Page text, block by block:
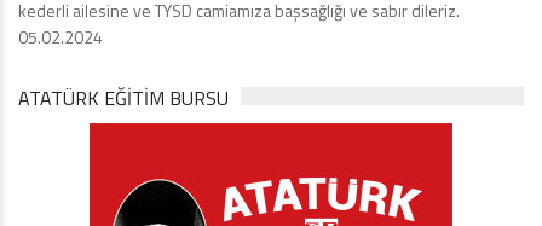
kederli ailesine ve TYSD camiamıza başsağlığı ve sabır dileriz.
05.02.2024
ATATÜRK EĞITIM BURSU